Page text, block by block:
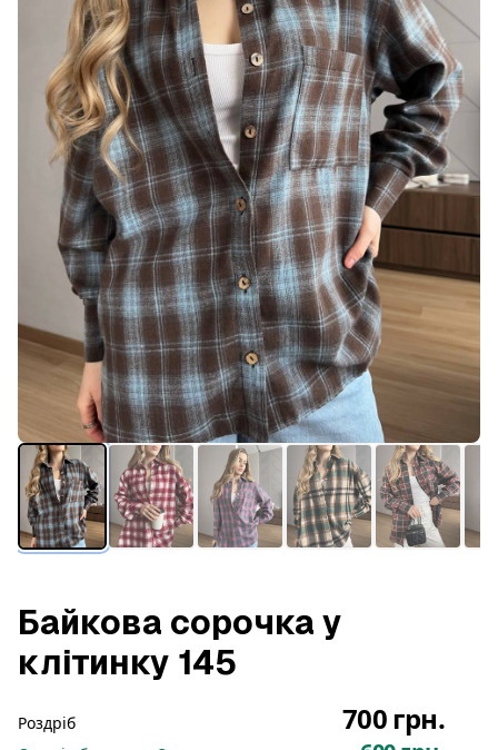
Байкова сорочка у
клітинку 145
Роздріб 700 грн.